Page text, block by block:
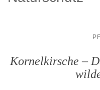
Kornelkirsche –